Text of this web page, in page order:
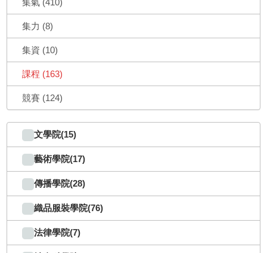
集氣 (410)
集力 (8)
集資 (10)
課程 (163)
競賽 (124)
文學院(15)
藝術學院(17)
傳播學院(28)
織品服裝學院(76)
法律學院(7)